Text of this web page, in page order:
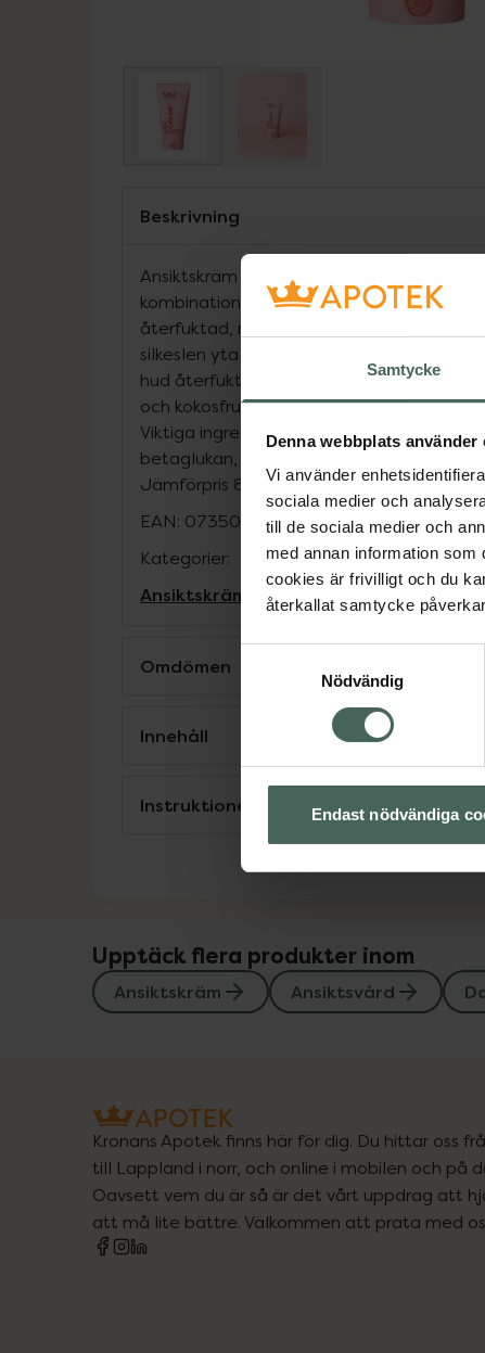
Samtycke
Denna webbplats använder
Vi använder
sociala medier och
till de sociala medier och
med annan information
cookies är frivilligt och du
återkallat samtycke
Nödvändig
Endast nödvändiga
Beskrivning
Ansiktskräm utformad för att ge huden
kombination av noggrant utvalda
återfuktad, mjuk, smidig och
silkeslen yta och skapar en osynlig film
hud återfuktad och stärker hudens barriär
och kokosfruktextrakt. Passar alla
Viktiga ingredienser i krämen är:
betaglukan, centella asiatica, ceramider
Jämförpris 8 kr /ml
EAN: 07350130830071
Kategorier:
Ansiktskräm Ansiktsvård Dagkräm
Omdömen
Innehåll
Instruktioner
Upptäck flera produkter inom
Ansiktskräm Ansiktsvård
Kronans Apotek finns här för dig. Du hittar oss
till Lappland i norr, och online i mobilen och på
Oavsett vem du är så är det vårt uppdrag att
att må lite bättre. Välkommen att prata med